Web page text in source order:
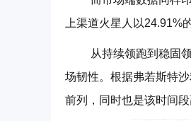
上渠道火星人以24.91%
从持续领跑到稳固领
场韧性。根据弗若斯特
前列，同时也是该时间段